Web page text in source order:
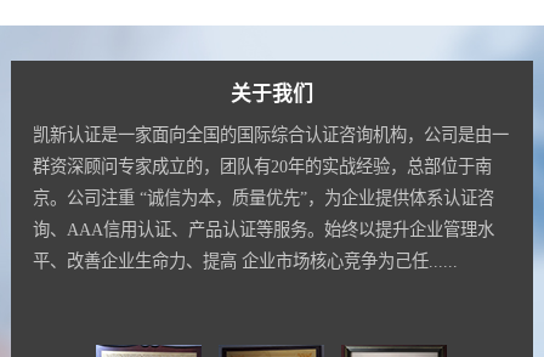
关于我们
凯新认证是一家面向全国的国际综合认证咨询机构，公司是由一
群资深顾问专家成立的，团队有20年的实战经验，总部位于南
京。公司注重 “诚信为本，质量优先”，为企业提供体系认证咨
询、AAA信用认证、产品认证等服务。始终以提升企业管理水
平、改善企业生命力、提高 企业市场核心竞争为己任......